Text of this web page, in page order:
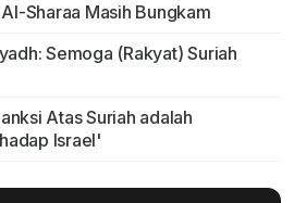
Sharaa Masih Bungkam
Semoga (Rakyat) Suriah
Atas Suriah adalah
Israel'